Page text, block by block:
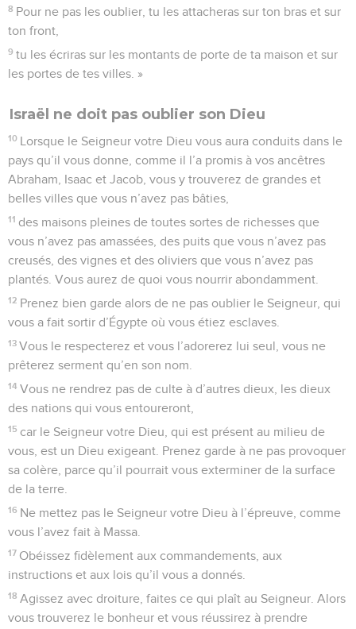
8 Pour ne pas les oublier, tu les attacheras sur ton bras et sur
ton front,
9 tu les écriras sur les montants de porte de ta maison et sur
les portes de tes villes. »
Israël ne doit pas oublier son Dieu
10 Lorsque le Seigneur votre Dieu vous aura conduits dans le
pays qu’il vous donne, comme il l’a promis à vos ancêtres
Abraham, Isaac et Jacob, vous y trouverez de grandes et
belles villes que vous n’avez pas bâties,
11 des maisons pleines de toutes sortes de richesses que
vous n’avez pas amassées, des puits que vous n’avez pas
creusés, des vignes et des oliviers que vous n’avez pas
plantés. Vous aurez de quoi vous nourrir abondamment.
12 Prenez bien garde alors de ne pas oublier le Seigneur, qui
vous a fait sortir d’Égypte où vous étiez esclaves.
13 Vous le respecterez et vous l’adorerez lui seul, vous ne
prêterez serment qu’en son nom.
14 Vous ne rendrez pas de culte à d’autres dieux, les dieux
des nations qui vous entoureront,
15 car le Seigneur votre Dieu, qui est présent au milieu de
vous, est un Dieu exigeant. Prenez garde à ne pas provoquer
sa colère, parce qu’il pourrait vous exterminer de la surface
de la terre.
16 Ne mettez pas le Seigneur votre Dieu à l’épreuve, comme
vous l’avez fait à Massa.
17 Obéissez fidèlement aux commandements, aux
instructions et aux lois qu’il vous a donnés.
18 Agissez avec droiture, faites ce qui plaît au Seigneur. Alors
vous trouverez le bonheur et vous réussirez à prendre